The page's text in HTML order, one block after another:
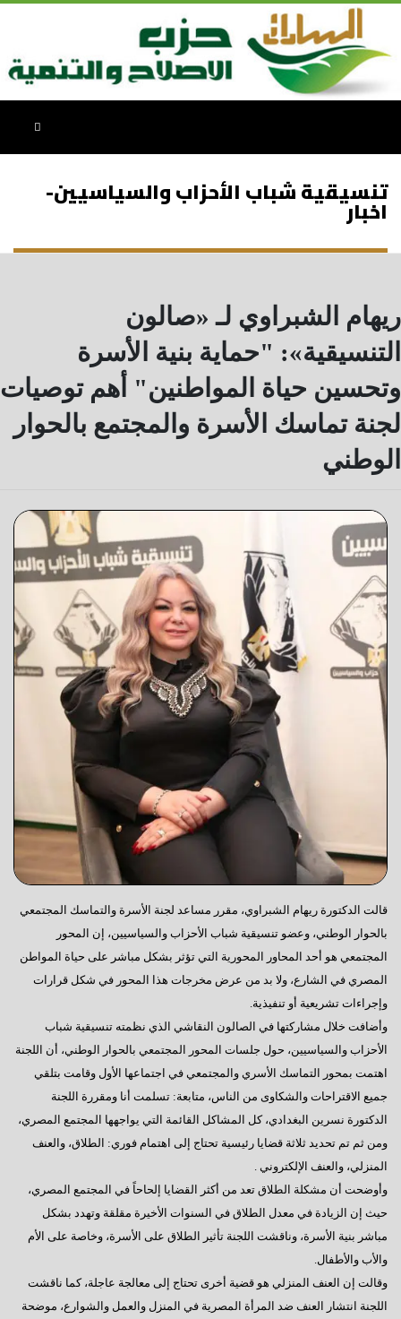
تنسيقية شباب الأحزاب والسياسيين-
اخبار
ريهام الشبراوي لـ «صالون
التنسيقية»: "حماية بنية الأسرة
وتحسين حياة المواطنين" أهم توصيات
لجنة تماسك الأسرة والمجتمع بالحوار
الوطني
قالت الدكتورة ريهام الشبراوي، مقرر مساعد لجنة الأسرة والتماسك المجتمعي
بالحوار الوطني، وعضو تنسيقية شباب الأحزاب والسياسيين، إن المحور
المجتمعي هو أحد المحاور المحورية التي تؤثر بشكل مباشر على حياة المواطن
المصري في الشارع، ولا بد من عرض مخرجات هذا المحور في شكل قرارات
وإجراءات تشريعية أو تنفيذية.
وأضافت خلال مشاركتها في الصالون النقاشي الذي نظمته تنسيقية شباب
الأحزاب والسياسيين، حول جلسات المحور المجتمعي بالحوار الوطني، أن اللجنة
اهتمت بمحور التماسك الأسري والمجتمعي في اجتماعها الأول وقامت بتلقي
جميع الاقتراحات والشكاوى من الناس، متابعة: تسلمت أنا ومقررة اللجنة
الدكتورة نسرين البغدادي، كل المشاكل القائمة التي يواجهها المجتمع المصري،
ومن ثم تم تحديد ثلاثة قضايا رئيسية تحتاج إلى اهتمام فوري: الطلاق، والعنف
المنزلي، والعنف الإلكتروني .
وأوضحت أن مشكلة الطلاق تعد من أكثر القضايا إلحاحاً في المجتمع المصري،
حيث إن الزيادة في معدل الطلاق في السنوات الأخيرة مقلقة وتهدد بشكل
مباشر بنية الأسرة، وناقشت اللجنة تأثير الطلاق على الأسرة، وخاصة على الأم
والأب والأطفال.
وقالت إن العنف المنزلي هو قضية أخرى تحتاج إلى معالجة عاجلة، كما ناقشت
اللجنة انتشار العنف ضد المرأة المصرية في المنزل والعمل والشوارع، موضحة